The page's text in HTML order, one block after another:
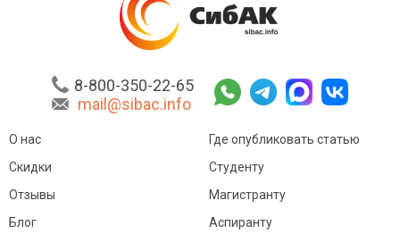
8-800-350-22-65
mail@sibac.info
О нас
Скидки
Отзывы
Блог
Где опубликовать статью
Студенту
Магистранту
Аспиранту